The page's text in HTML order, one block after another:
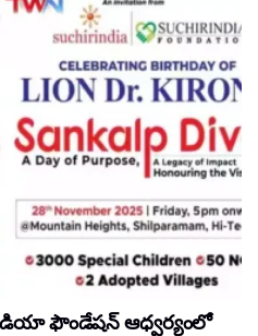
ఫౌండేషన్ ఆధ్వర్యంలో